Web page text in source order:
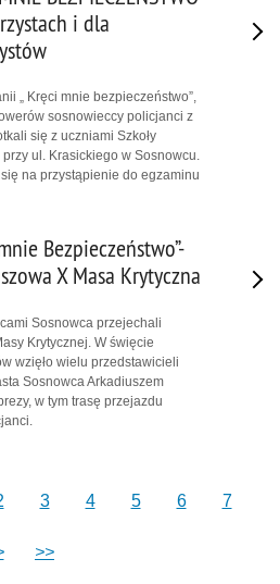
i dla
„ Kręci mnie bezpieczeństwo”,
sosnowieccy policjanci z
się z uczniami Szkoły
ul. Krasickiego w Sosnowcu.
na przystąpienie do egzaminu
Bezpieczeństwo”-
X Masa Krytyczna
Sosnowca przejechali
Krytycznej. W święcie
wzięło wielu przedstawicieli
Sosnowca Arkadiuszem
w tym trasę przejazdu
3 4 5 6 7
>>